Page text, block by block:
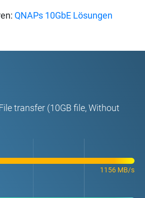
QNAPs 10GbE Lösungen
transfer (10GB file, Without
1156 MB/s